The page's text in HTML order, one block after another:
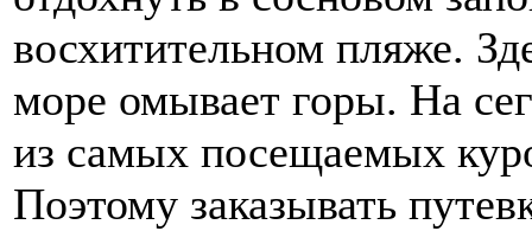
восхитительном пляже.
море омывает горы. На
из самых посещаемых
Поэтому заказывать